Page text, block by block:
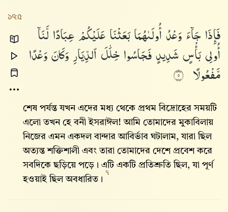
১৭:৫
فَإِذَاجَآءَوَعْدُأُولَىٰهُمَابَعَثْنَاعَلَيْكُمْعِبَادًالَّنَآ
أُو۟لِىبَأْسٍشَدِيدٍفَجَاسُوا۟خِلَٰلَٱلدِّيَارِوَكَانَوَعْدًا
مَّفْعُولًا ٥
শেষ পর্যন্ত যখন এদের মধ্য থেকে প্রথম বিদ্রোহের সময়টি
এলো তখন হে বনী ইসরাঈল! আমি তোমাদের মুকাবিলায়
নিজের এমন একদল বান্দার আবির্ভাব ঘটালাম, যারা ছিল
অত্যন্ত শক্তিশালী এবং তারা তোমাদের দেশে প্রবেশ করে
সবদিকে ছড়িয়ে পড়ে। এটি একটি প্রতিশ্রুতি ছিল, যা পূর্ণ
হওয়াই ছিল অবধারিত।
৭